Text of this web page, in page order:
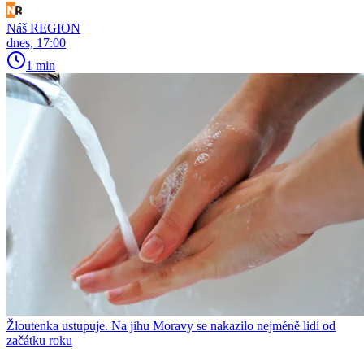
Náš REGION
dnes, 17:00
1 min
Žloutenka ustupuje. Na jihu Moravy se nakazilo nejméně lidí od
začátku roku